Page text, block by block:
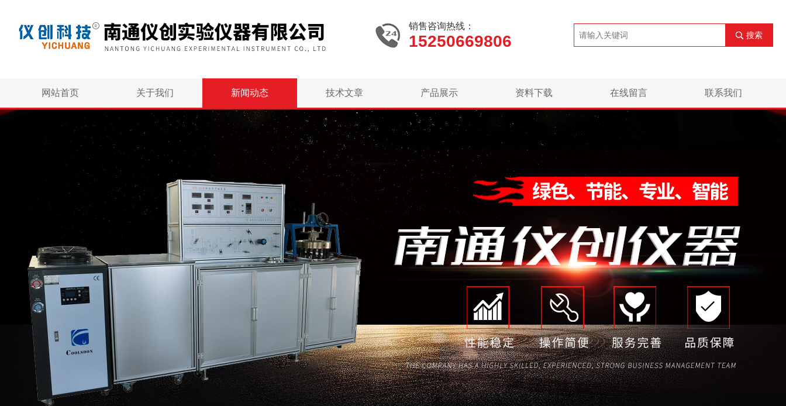
销售咨询热线：
15250669806 搜索
网站首页 关于我们 新闻动态 技术文章 产品展示 资料下载 在线留言 联系我们